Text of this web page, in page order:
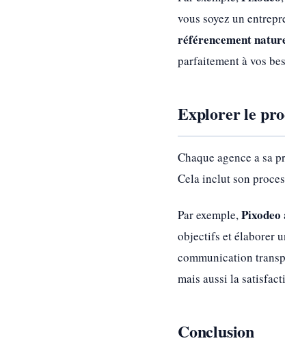
vous soyez un
référencement
parfaitement à vos
Explorer le
Chaque agence a sa
Cela inclut son
Par exemple,Pixodeo
objectifs et élaborer
communication
mais aussi la
Conclusion